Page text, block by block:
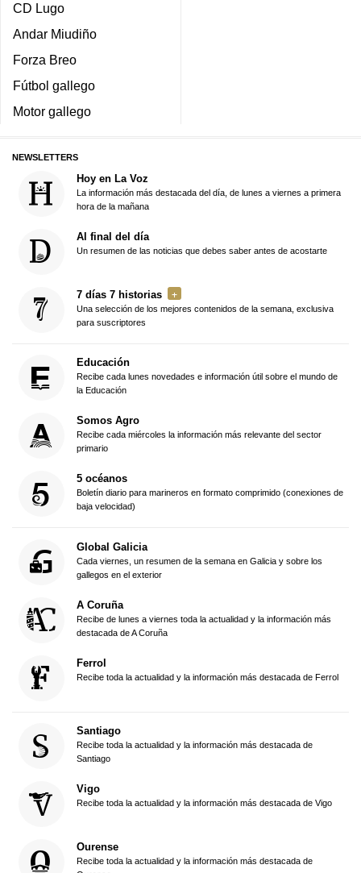
CD Lugo
Andar Miudiño
Forza Breo
Fútbol gallego
Motor gallego
NEWSLETTERS
Hoy en La Voz
La información más destacada del día, de lunes a viernes a primera
hora de la mañana
Al final del día
Un resumen de las noticias que debes saber antes de acostarte
7 días 7 historias
Una selección de los mejores contenidos de la semana, exclusiva
para suscriptores
Educación
Recibe cada lunes novedades e información útil sobre el mundo de
la Educación
Somos Agro
Recibe cada miércoles la información más relevante del sector
primario
5 océanos
Boletín diario para marineros en formato comprimido (conexiones de
baja velocidad)
Global Galicia
Cada viernes, un resumen de la semana en Galicia y sobre los
gallegos en el exterior
A Coruña
Recibe de lunes a viernes toda la actualidad y la información más
destacada de A Coruña
Ferrol
Recibe toda la actualidad y la información más destacada de Ferrol
Santiago
Recibe toda la actualidad y la información más destacada de
Santiago
Vigo
Recibe toda la actualidad y la información más destacada de Vigo
Ourense
Recibe toda la actualidad y la información más destacada de